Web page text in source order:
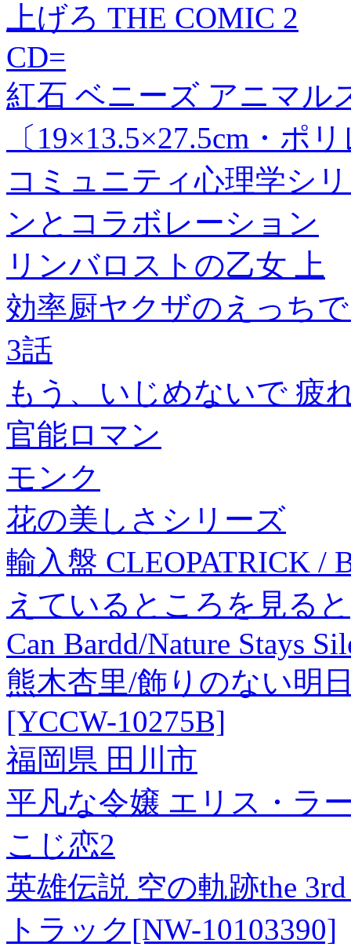
上げろ THE COMIC 2
CD=
紅石 ベニーズ アニマル
〔19×13.5×27.5cm・ポ
コミュニティ心理学シ
ンとコラボレーション
リンバロストの乙女 上
効率厨ヤクザのえっち
3話
もう、いじめないで 疲
官能ロマン
モンク
花の美しさシリーズ
輸入盤 CLEOPATRICK /
えているところを見ると
Can Bardd/Nature Stays
熊木杏里/飾りのない明
[YCCW-10275B]
福岡県 田川市
平凡な令嬢 エリス・ラ
こじ恋2
英雄伝説 空の軌跡the
トラック[NW-10103390]